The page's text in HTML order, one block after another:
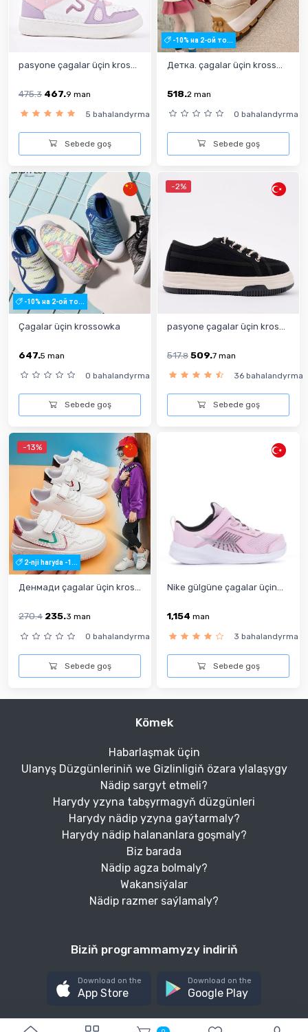
pasyone çagalar üçin kros...
475.3 467.9 man
5 bahalandyrma
Sebede goş
-10% на 2-ой то...
Детка. çagalar üçin kross...
518.2 man
0 bahalandyrma
Sebede goş
-10% на 2-ой то...
Çagalar üçin krossowka
647.5 man
0 bahalandyrma
Sebede goş
-2%
pasyone çagalar üçin kros...
517.8 509.7 man
36 bahalandyrma
Sebede goş
-13%
2-nji haryda -1...
Денмади çagalar üçin kros...
270.4 235.3 man
0 bahalandyrma
Sebede goş
Nike gülgüne çagalar üçin...
1,154 man
3 bahalandyrma
Sebede goş
Kömek
Habarlaşmak üçin
Ulanyş Düzgünleriniň we Gizlinligiň özara ylalaşygy
Nädip sargyt etmeli?
Harydy yzyna tabşyrmagyň düzgünleri
Harydy nädip yzyna gaýtarmaly?
Harydy nädip halananlara goşmaly?
Biz barada
Nädip agza bolmaly?
Wakansiýalar
Nädip razmer saýlamaly?
Biziň programmamyzy indiriň
Download on the
App Store
Download on the
Google Play